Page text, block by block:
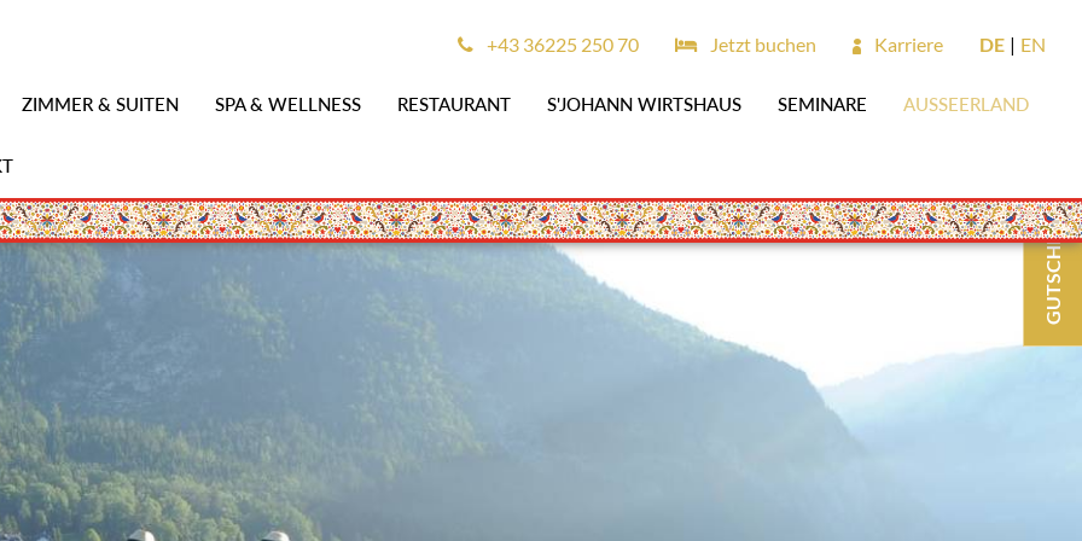
ZIMMER & SUITEN SPA & WELLNESS RESTAURANT S'JOHANN WIRTSHAUS SEMINARE AUSSEERLAND
+43 36225 250 70 Jetzt buchen Karriere DE EN
GUTSCHEINE